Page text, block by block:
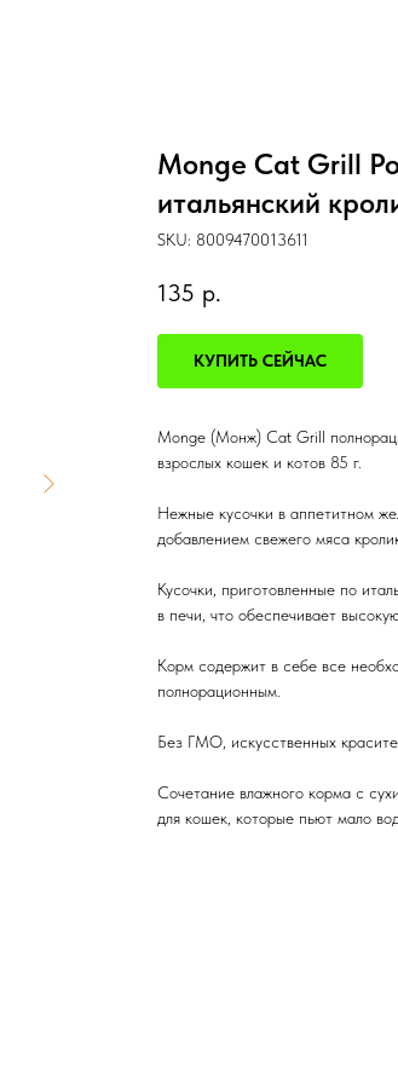
Monge Cat Grill
итальянский
SKU: 8009470013611
135 р.
КУПИТЬ СЕЙЧАС
Monge (Монж) Cat Grill
взрослых кошек и котов 85 г.
Нежные кусочки в аппетитном
добавлением свежего мяса
Кусочки, приготовленные по
в печи, что обеспечивает
Корм содержит в себе все
полнорационным.
Без ГМО, искусственных
Сочетание влажного корма с
для кошек, которые пьют мало